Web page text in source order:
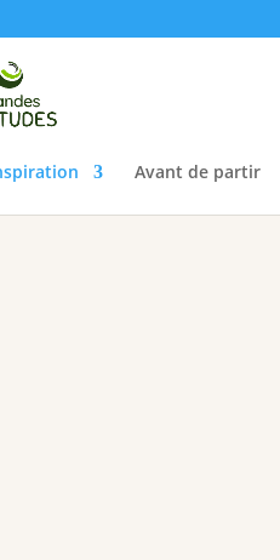
Avant de partir